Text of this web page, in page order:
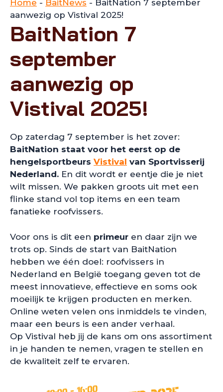
Home - BaitNews - BaitNation 7 september
aanwezig op Vistival 2025!
BaitNation 7
september
aanwezig op
Vistival 2025!
Op zaterdag 7 september is het zover:
BaitNation staat voor het eerst op de
hengelsportbeurs Vistival van Sportvisserij
Nederland. En dit wordt er eentje die je niet
wilt missen. We pakken groots uit met een
flinke stand vol top items en een team
fanatieke roofvissers.
Voor ons is dit een primeur en daar zijn we
trots op. Sinds de start van BaitNation
hebben we één doel: roofvissers in
Nederland en België toegang geven tot de
meest innovatieve, effectieve en soms ook
moeilijk te krijgen producten en merken.
Online weten velen ons inmiddels te vinden,
maar een beurs is een ander verhaal.
Op Vistival heb jij de kans om ons assortiment
in je handen te nemen, vragen te stellen en
de kwaliteit zelf te ervaren.